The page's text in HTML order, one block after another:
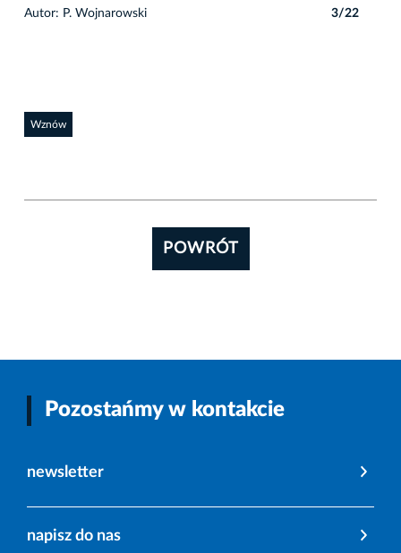
Autor: P. Wojnarowski 3/22
Wznów
POWRÓT
Pozostańmy w kontakcie
newsletter
napisz do nas